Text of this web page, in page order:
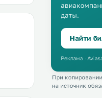
даты.
Найти
Реклама ·
При
на источник